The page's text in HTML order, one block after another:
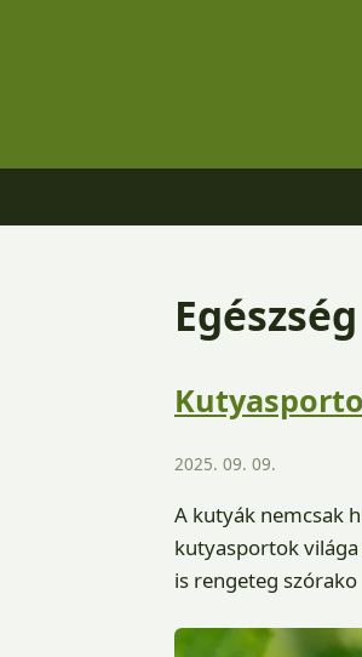
Egészség
2025. 09. 09.
A kutyák nemcsak
kutyasportok
is rengeteg szórako